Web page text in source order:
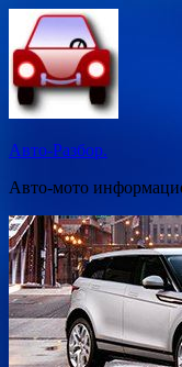
Перейти
содержимому
Авто-Разбор.
Авто-мото